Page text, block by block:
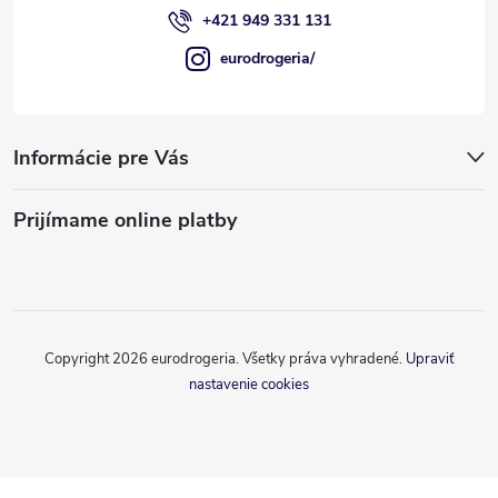
Informácie pre Vás
+421 949 331 131
eurodrogeria/
Prijímame online platby
Copyright 2026 eurodrogeria. Všetky práva vyhradené. Upraviť
nastavenie cookies